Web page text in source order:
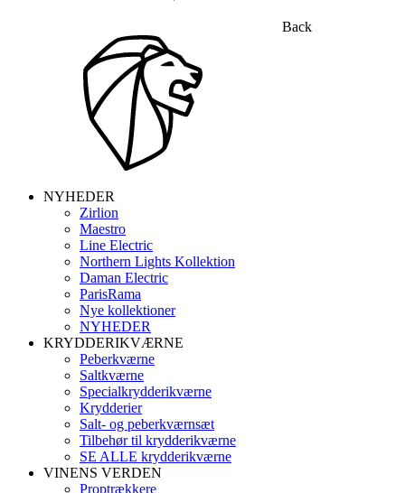
Back
NYHEDER
Zirlion
Maestro
Line Electric
Northern Lights Kollektion
Daman Electric
ParisRama
Nye kollektioner
NYHEDER
KRYDDERIKVÆRNE
Peberkværne
Saltkværne
Specialkrydderikværne
Krydderier
Salt- og peberkværnsæt
Tilbehør til krydderikværne
SE ALLE krydderikværne
VINENS VERDEN
Proptrækkere